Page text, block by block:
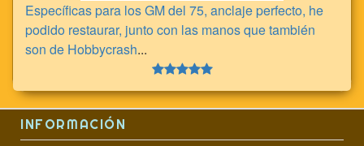
Específicas para los GM del 75, anclaje perfecto, he
podido restaurar, junto con las manos que también
son de Hobbycrash...
INFORMACIÓN